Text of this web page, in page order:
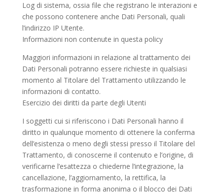
Log di sistema, ossia file che registrano le interazioni e
che possono contenere anche Dati Personali, quali
l’indirizzo IP Utente.
Informazioni non contenute in questa policy
Maggiori informazioni in relazione al trattamento dei
Dati Personali potranno essere richieste in qualsiasi
momento al Titolare del Trattamento utilizzando le
informazioni di contatto.
Esercizio dei diritti da parte degli Utenti
I soggetti cui si riferiscono i Dati Personali hanno il
diritto in qualunque momento di ottenere la conferma
dell’esistenza o meno degli stessi presso il Titolare del
Trattamento, di conoscerne il contenuto e l’origine, di
verificarne l’esattezza o chiederne l’integrazione, la
cancellazione, l’aggiornamento, la rettifica, la
trasformazione in forma anonima o il blocco dei Dati